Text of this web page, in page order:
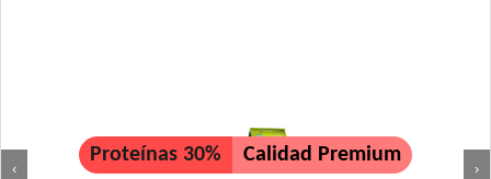
‹ ›
Proteínas 30% Calidad Premium